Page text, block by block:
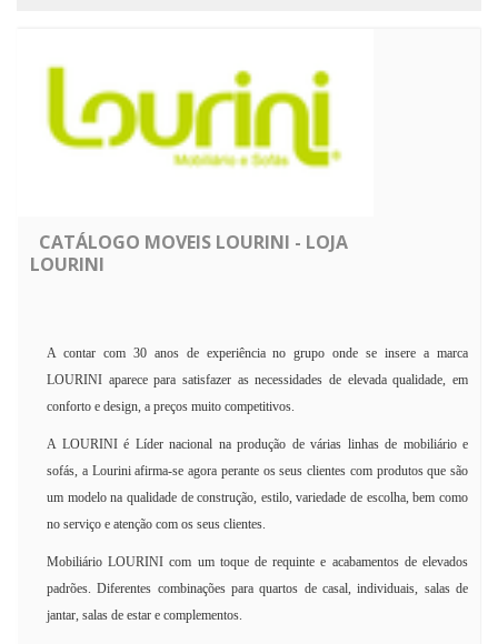
CATÁLOGO MOVEIS LOURINI - LOJA
LOURINI
A contar com 30 anos de experiência no grupo onde se insere a marca
LOURINI aparece para satisfazer as necessidades de elevada qualidade, em
conforto e design, a preços muito competitivos.
A LOURINI é Líder nacional na produção de várias linhas de mobiliário e
sofás, a Lourini afirma-se agora perante os seus clientes com produtos que são
um modelo na qualidade de construção, estilo, variedade de escolha, bem como
no serviço e atenção com os seus clientes.
Mobiliário LOURINI com um toque de requinte e acabamentos de elevados
padrões. Diferentes combinações para quartos de casal, individuais, salas de
jantar, salas de estar e complementos.